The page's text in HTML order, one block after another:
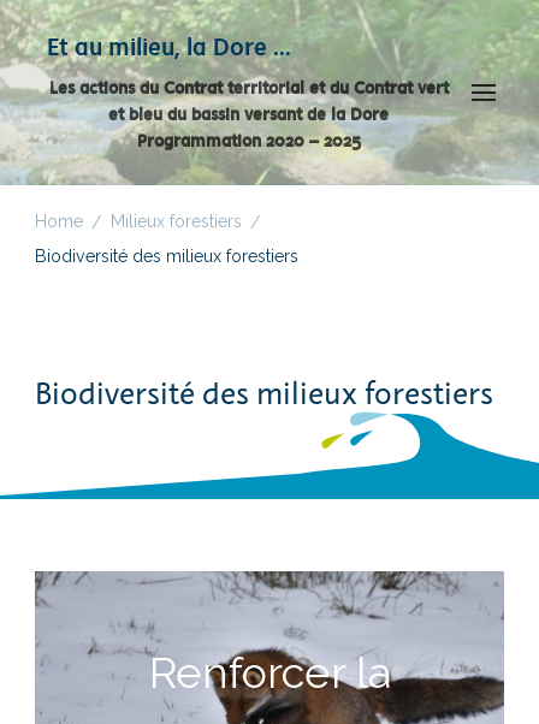
Et au milieu, la Dore …
Les actions du Contrat territorial et du Contrat vert
et bleu du bassin versant de la Dore
Programmation 2020 – 2025
Home / Milieux forestiers /
Biodiversité des milieux forestiers
Biodiversité des milieux forestiers
Renforcer la
Panneau de gestion des cookies